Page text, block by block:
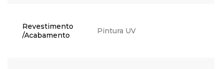
não neutros ou produtos de
Revestimento
/Acabamento
Pintura UV